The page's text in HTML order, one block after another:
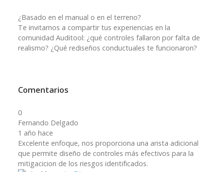
¿Basado en el manual o en el terreno?
Te invitamos a compartir tus experiencias en la
comunidad Auditool: ¿qué controles fallaron por falta de
realismo? ¿Qué rediseños conductuales te funcionaron?
Comentarios
0
Fernando Delgado
1 año hace
Excelente enfoque, nos proporciona una arista adicional
que permite diseño de controles más efectivos para la
mitigacicion de los riesgos identificados.